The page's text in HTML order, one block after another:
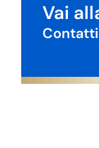
Vai
Contatti